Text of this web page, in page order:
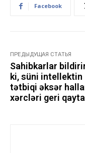
Facebook
ПРЕДЫДУЩАЯ СТАТЬЯ
Sahibkarlar
ki, süni intellektin
tətbiqi əksər
xərcləri geri